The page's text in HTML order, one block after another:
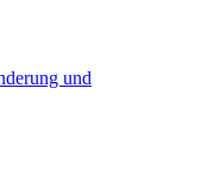
und